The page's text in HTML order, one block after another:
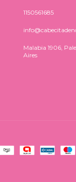
1150561685
Malabia 1906,
Aires